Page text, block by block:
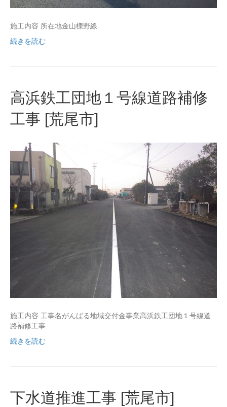
施工内容 所在地金山櫟野線
続きを読む
高浜鉄工団地１号線道路補修
工事 [荒尾市]
施工内容 工事名がんばる地域交付金事業高浜鉄工団地１号線道
路補修工事
続きを読む
下水道推進工事 [荒尾市]